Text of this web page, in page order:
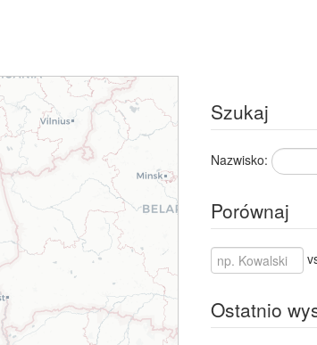
Szukaj
Nazwisko:
Porównaj
Ostatnio